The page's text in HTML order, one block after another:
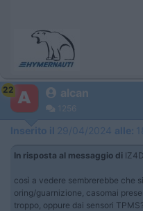
22 alcan
1256
Inserito il 29/04/2024 alle:
In risposta al messaggio di
così a vedere sembrerebbe che
oring/guarnizione, casomai
troppo, oppure dai sensori